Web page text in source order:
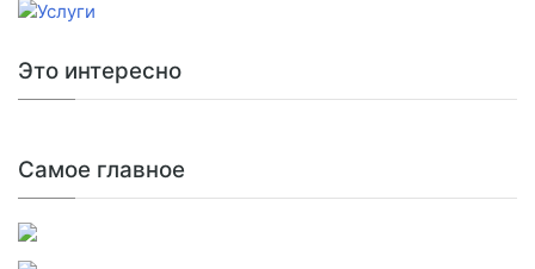
Это интересно
Самое главное